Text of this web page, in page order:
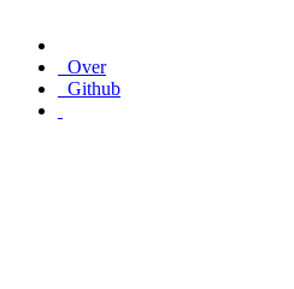
Over
Github